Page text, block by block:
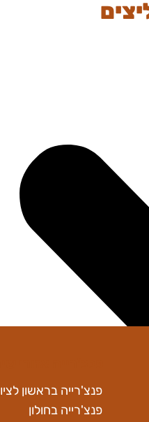
פנצ'רייה בראשון
פנצ'רייה בחולון